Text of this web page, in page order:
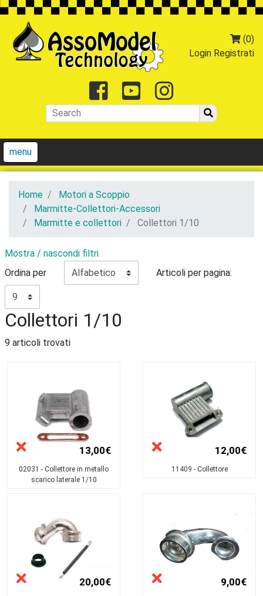
(0)
Login Registrati
Facebook
Youtube
menu
Home
Motori a Scoppio
Marmitte-Collettori-Accessori
Marmitte e collettori
Collettori 1/10
Mostra / nascondi filtri
Ordina per
Articoli per pagina:
Collettori 1/10
9 articoli trovati
13,00€
02031 - Collettore in metallo
scarico laterale 1/10
12,00€
11409 - Collettore
20,00€ 9,00€